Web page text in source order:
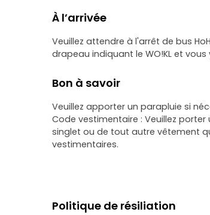
À l’arrivée
Veuillez attendre à l'arrêt de bus
drapeau indiquant le WO!KL et vous
Bon à savoir
Veuillez apporter un parapluie si
Code vestimentaire : Veuillez
singlet ou de tout autre vêtement
vestimentaires.
Politique de résiliation